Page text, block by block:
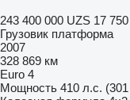
243 400 000 UZS 17
Грузовик платформа
2007
328 869 км
Euro 4
Мощность 410 л.с.